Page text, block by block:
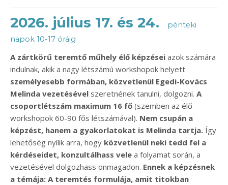
2026. július 17. és 24.
pénteki
napok 10-17 óráig
A zártkörű teremtő műhely élő képzései azok számára
indulnak, akik a nagy létszámú workshopok helyett
személyesebb formában, közvetlenül Egedi-Kovács
Melinda vezetésével szeretnének tanulni, dolgozni. A
csoportlétszám maximum 16 fő (szemben az élő
workshopok 60-90 fős létszámával). Nem csupán a
képzést, hanem a gyakorlatokat is Melinda tartja. Így
lehetőség nyílik arra, hogy közvetlenül neki tedd fel a
kérdéseidet, konzultálhass vele a folyamat során, a
vezetésével dolgozhass önmagadon. Ennek a képzésnek
a témája: A teremtés formulája, amit titokban